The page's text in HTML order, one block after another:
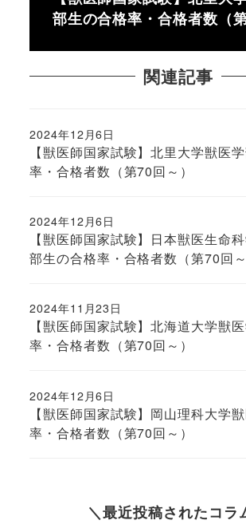
部生の合格率・合格者数（
関連記事
【獣医師国家試験】北里大学獣医
率・合格者数（第70回～）
投稿日
2024年12月6日
【獣医師国家試験】日本獣医生命
部生の合格率・合格者数（第70回～
投稿日
2024年12月6日
【獣医師国家試験】北海道大学獣
率・合格者数（第70回～）
投稿日
2024年11月23日
【獣医師国家試験】岡山理科大学
率・合格者数（第70回～）
投稿日
2024年12月6日
＼最近投稿されたコラ